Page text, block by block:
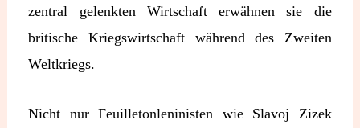
zentral gelenkten Wirtschaft erwähnen sie die
britische Kriegswirtschaft während des Zweiten
Weltkriegs.
Nicht nur Feuilletonleninisten wie Slavoj Zizek